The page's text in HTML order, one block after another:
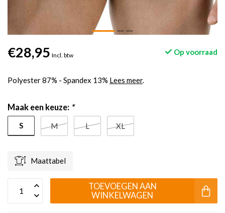
€28,95 Incl. btw Op voorraad
Polyester 87% - Spandex 13% Lees meer.
Maak een keuze: *
S M L XL
Maattabel
TOEVOEGEN AAN
WINKELWAGEN